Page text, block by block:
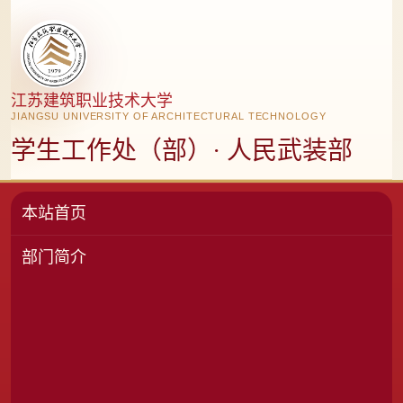
江苏建筑职业技术大学
JIANGSU UNIVERSITY OF ARCHITECTURAL TECHNOLOGY
学生工作处（部）· 人民武装部
本站首页
部门简介